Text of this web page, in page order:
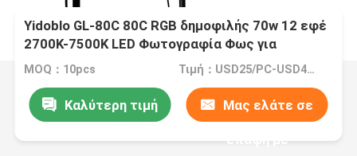
Yidoblo GL-80C 80C RGB δημοφιλής 70w 12 εφέ
2700K-7500K LED Φωτογραφία Φως για
στούντιο ΠορτρέτοΚοσμετικήΣτρίμινγκ
εργασίας
MOQ：10pcs Τιμή：USD25/PC-USD40/PC
Καλύτερη τιμή Μας ελάτε σε
επαφή με